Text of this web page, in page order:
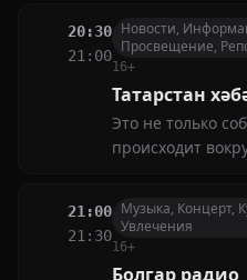
татарской
культура,
20:30
21:00
Новости,
Просвещение,
16+
Татарстан
Это не только
происходит
21:00
21:30
Музыка, Концерт,
Увлечения
16+
Болгар радио